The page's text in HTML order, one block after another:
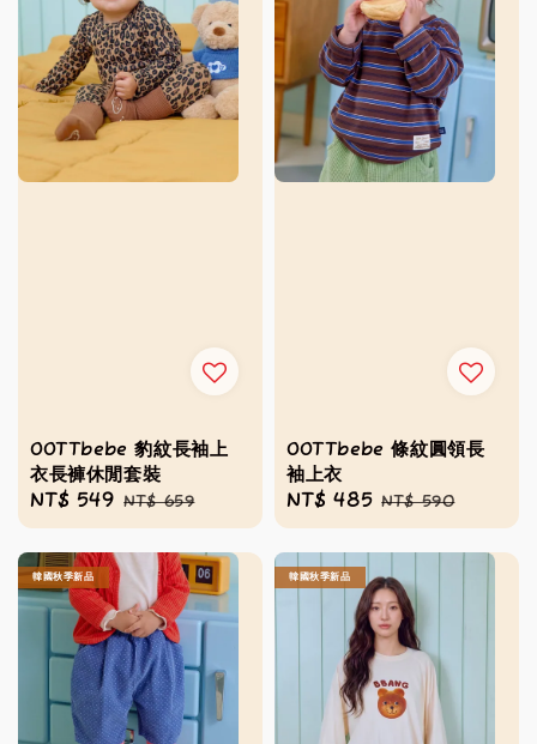
OOTTbebe 豹紋長袖上
衣長褲休閒套裝
Sale
price
NT$ 549 Regular
price
NT$ 659
OOTTbebe 條紋圓領長
袖上衣
Sale
price
NT$ 485 Regular
price
NT$ 590
韓國秋季新品 韓國秋季新品